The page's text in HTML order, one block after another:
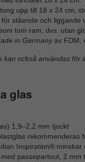
upp till 18 x 24 cm,
för stående och liggande
tom ram, dvs. utan
in Germanyav FDM,
kan också användas för
glas
1,9–2,2 mm tjockt
rekommenderas
Inspiration® minskar
passepartout, 2 mm